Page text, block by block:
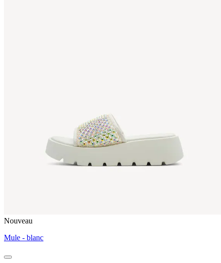
Nouveau
Mule - blanc